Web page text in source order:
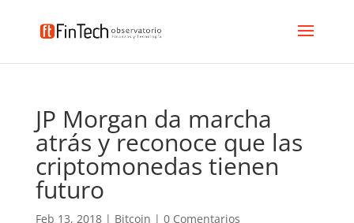
JP Morgan da marcha
atrás y reconoce que las
criptomonedas tienen
futuro
Feb 13, 2018| Bitcoin | 0 Comentarios